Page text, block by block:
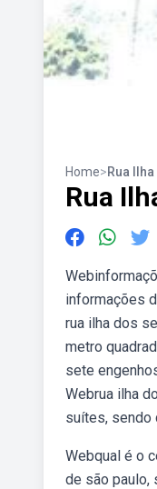
Home>Rua
Rua
informações
rua ilha dos
metro
sete
Webrua ilha
suítes, sendo
Webqual é o
de são paulo,